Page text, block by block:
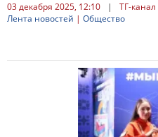
03 декабря 2025, 12:10 |
ТГ-
Лента новостей | Общество